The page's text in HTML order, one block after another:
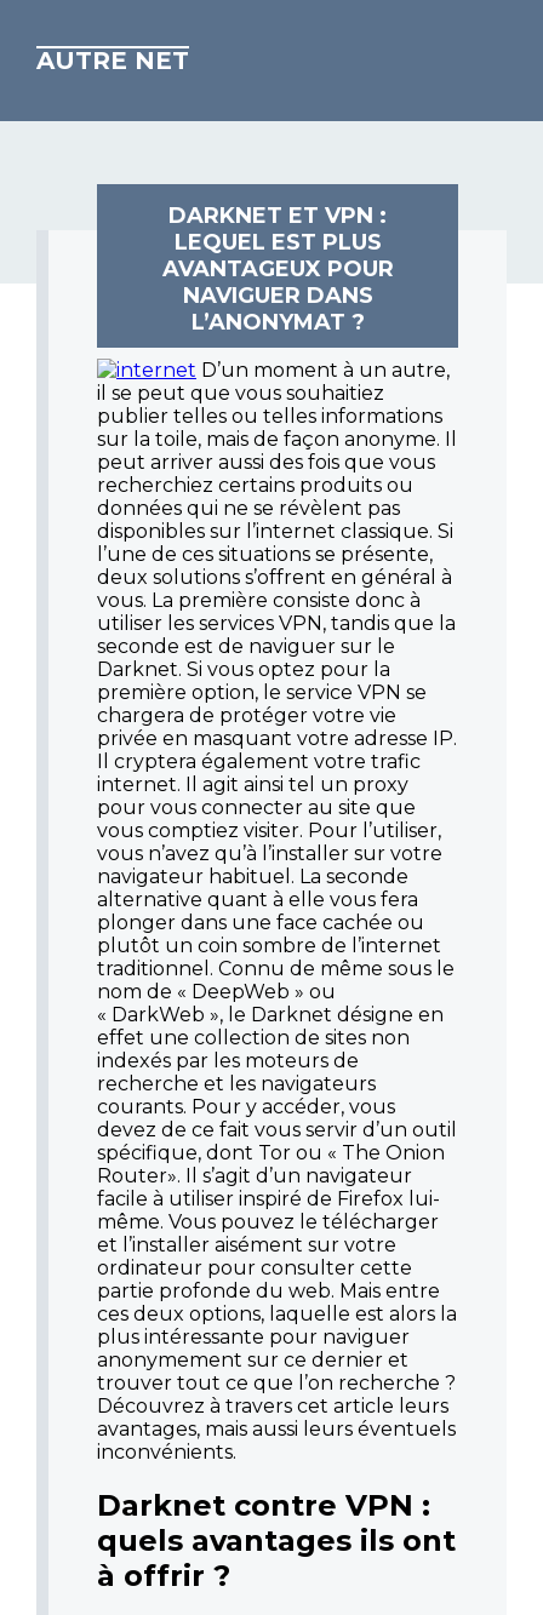
AUTRE NET
DARKNET ET VPN :
LEQUEL EST PLUS
AVANTAGEUX POUR
NAVIGUER DANS
L’ANONYMAT ?
D’un moment à un autre,
il se peut que vous souhaitiez
publier telles ou telles informations
sur la toile, mais de façon anonyme. Il
peut arriver aussi des fois que vous
recherchiez certains produits ou
données qui ne se révèlent pas
disponibles sur l’internet classique. Si
l’une de ces situations se présente,
deux solutions s’offrent en général à
vous. La première consiste donc à
utiliser les services VPN, tandis que la
seconde est de naviguer sur le
Darknet. Si vous optez pour la
première option, le service VPN se
chargera de protéger votre vie
privée en masquant votre adresse IP.
Il cryptera également votre trafic
internet. Il agit ainsi tel un proxy
pour vous connecter au site que
vous comptiez visiter. Pour l’utiliser,
vous n’avez qu’à l’installer sur votre
navigateur habituel. La seconde
alternative quant à elle vous fera
plonger dans une face cachée ou
plutôt un coin sombre de l’internet
traditionnel. Connu de même sous le
nom de « DeepWeb » ou
« DarkWeb », le Darknet désigne en
effet une collection de sites non
indexés par les moteurs de
recherche et les navigateurs
courants. Pour y accéder, vous
devez de ce fait vous servir d’un outil
spécifique, dont Tor ou « The Onion
Router». Il s’agit d’un navigateur
facile à utiliser inspiré de Firefox lui-
même. Vous pouvez le télécharger
et l’installer aisément sur votre
ordinateur pour consulter cette
partie profonde du web. Mais entre
ces deux options, laquelle est alors la
plus intéressante pour naviguer
anonymement sur ce dernier et
trouver tout ce que l’on recherche ?
Découvrez à travers cet article leurs
avantages, mais aussi leurs éventuels
inconvénients.
Darknet contre VPN :
quels avantages ils ont
à offrir ?